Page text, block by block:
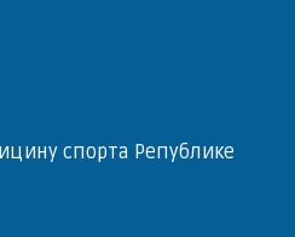
спорта Републике